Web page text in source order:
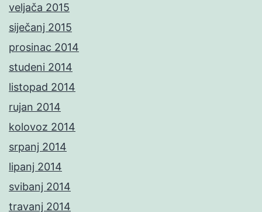
veljača 2015
siječanj 2015
prosinac 2014
studeni 2014
listopad 2014
rujan 2014
kolovoz 2014
srpanj 2014
lipanj 2014
svibanj 2014
travanj 2014